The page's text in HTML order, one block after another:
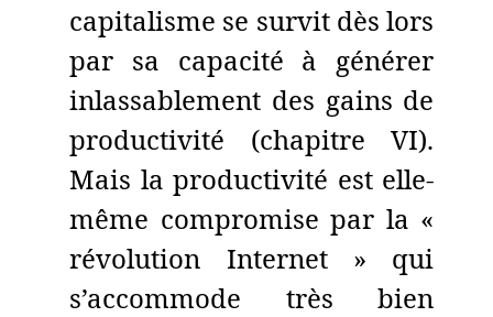
capitalisme se survit dès lors
par sa capacité à générer
inlassablement des gains de
productivité (chapitre VI).
Mais la productivité est elle-
même compromise par la «
révolution Internet » qui
s’accommode très bien